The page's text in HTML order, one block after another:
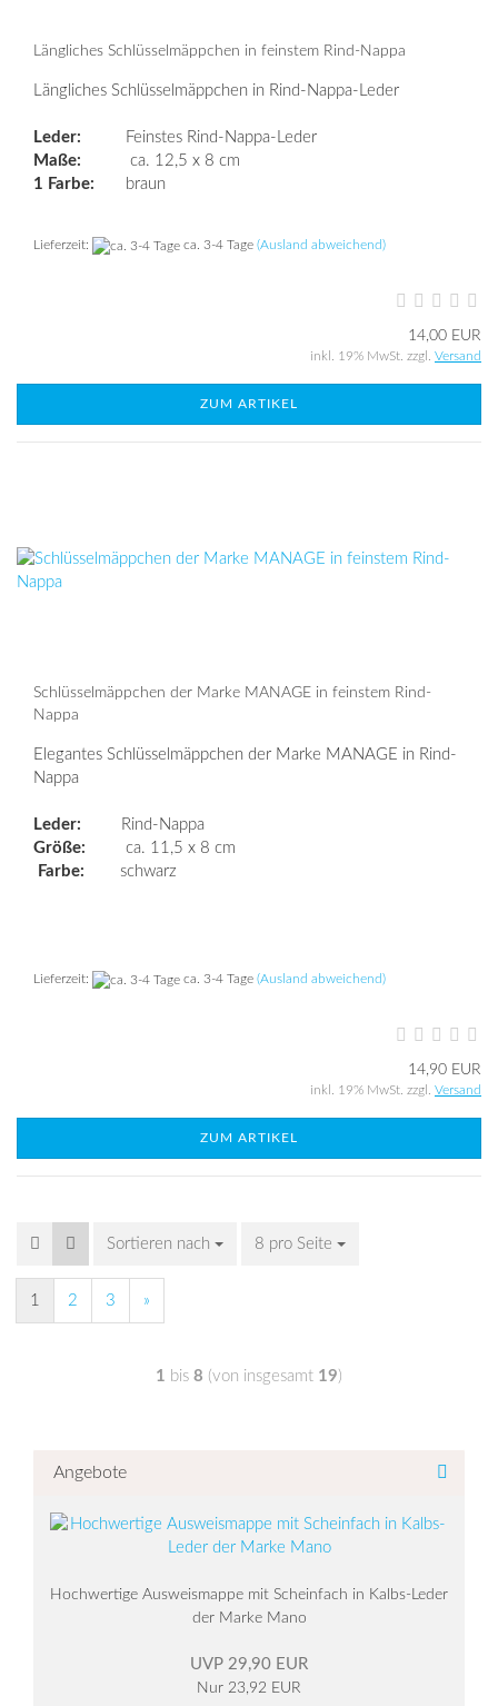
Längliches Schlüsselmäppchen in feinstem Rind-Nappa
Längliches Schlüsselmäppchen in Rind-Nappa-Leder
Leder: Feinstes Rind-Nappa-Leder
Maße: ca. 12,5 x 8 cm
1 Farbe:
braun
Lieferzeit: ca. 3-4 Tage (Ausland abweichend)
14,00 EUR
inkl. 19% MwSt. zzgl. Versand
ZUM ARTIKEL
Schlüsselmäppchen der Marke MANAGE in feinstem Rind-
Nappa
Elegantes Schlüsselmäppchen der Marke MANAGE in Rind-
Nappa
Leder: Rind-Nappa
Größe: ca. 11,5 x 8 cm
Farbe:
schwarz
Lieferzeit: ca. 3-4 Tage (Ausland abweichend)
14,90 EUR
inkl. 19% MwSt. zzgl. Versand
ZUM ARTIKEL
Sortieren nach 8 pro Seite
1 2 3 »
1 bis 8 (von insgesamt 19)
Angebote
Hochwertige Ausweismappe mit Scheinfach in Kalbs-Leder
der Marke Mano
UVP 29,90 EUR
Nur 23,92 EUR